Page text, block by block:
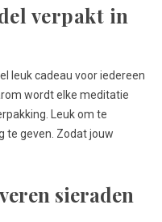
verpakt in
leuk cadeau voor iedereen
wordt elke meditatie
Leuk om te
te geven. Zodat jouw
sieraden